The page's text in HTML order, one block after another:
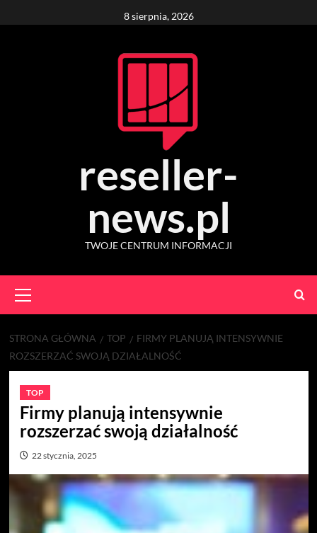
to
8 sierpnia, 2026
reseller-
news.pl
TWOJE CENTRUM INFORMACJI
Menu
STRONA GŁÓWNA TOP
FIRMY PLANUJĄ INTENSYWNIE
ROZSZERZAĆ SWOJĄ DZIAŁALNOŚĆ
TOP
Firmy planują intensywnie
rozszerzać swoją działalność
22 stycznia, 2025